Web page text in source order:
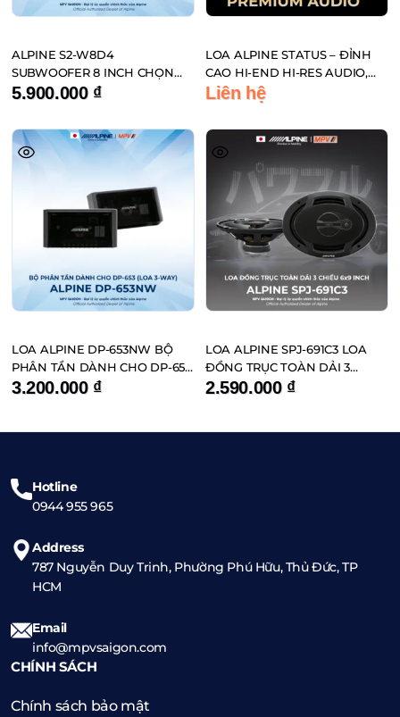
ALPINE S2-W8D4
SUBWOOFER 8 INCH CHỌN
LỌC
5.900.000 ₫
LOA ALPINE STATUS – ĐỈNH
CAO HI-END HI-RES AUDIO,
CHUẨN PHÒNG THU TRÊN XE
Liên hệ
LOA ALPINE DP-653NW BỘ
PHÂN TẦN DÀNH CHO DP-653
(LOA 3-WAY)
3.200.000 ₫
LOA ALPINE SPJ-691C3 LOA
ĐỒNG TRỤC TOÀN DẢI 3
CHIỀU 6×9 INCH
2.590.000 ₫
Hotline
0944 955 965
Address
787 Nguyễn Duy Trinh, Phường Phú Hữu, Thủ Đức, TP
HCM
Email
info@mpvsaigon.com
CHÍNH SÁCH
Chính sách bảo mật